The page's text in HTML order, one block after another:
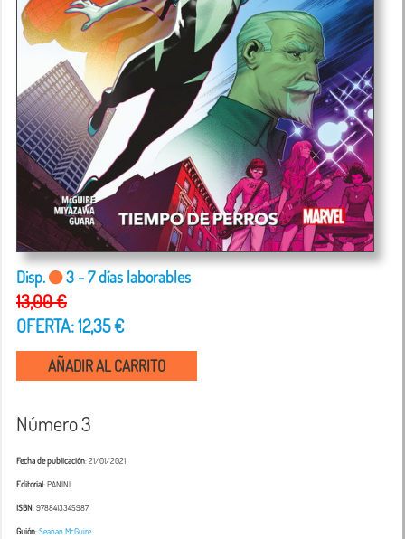
Disp. 3 - 7 días laborables
13,00 €
OFERTA: 12,35 €
AÑADIR AL CARRITO
Número 3
Fecha de publicación: 21/01/2021
Editorial: PANINI
ISBN: 9788413345987
Guión:Seanan McGuire